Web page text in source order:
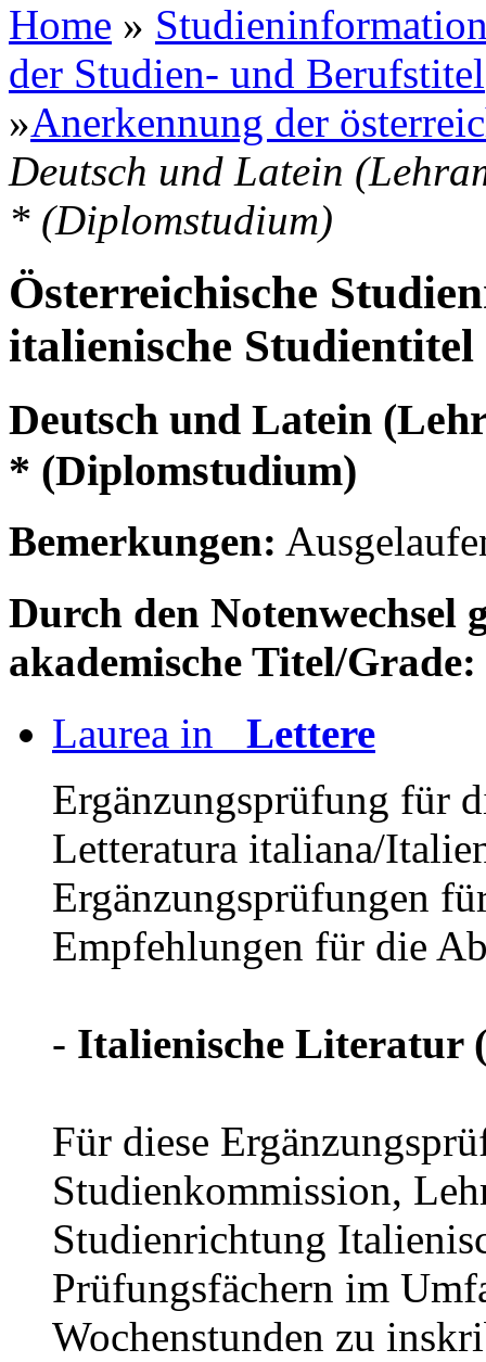
Home »
der Studien- und Berufstitel
»Anerkennung der
Deutsch und Latein
* (Diplomstudium)
Österreichische
italienische
Deutsch und Latein
* (Diplomstudium)
Bemerkungen:
Durch den Notenwechsel
akademische Titel/Grade:
Laurea in Lettere
Ergänzungsprüfung für
Letteratura italiana/
Ergänzungsprüfungen
Empfehlungen für die
- Italienische Literatur
Für diese
Studienkommission,
Studienrichtung
Prüfungsfächern im
Wochenstunden zu